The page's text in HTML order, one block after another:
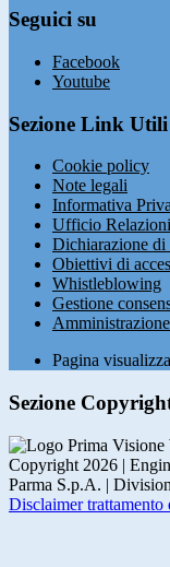
Seguici su
Facebook
Youtube
Sezione Link Utili
Cookie policy
Note legali
Informativa
Ufficio
Dichiarazione di
Obiettivi di
Whistleblowing
Gestione
Pagina
Sezione
Copyright 2026 |
Parma S.p.A. |
Disclaimer trattamento